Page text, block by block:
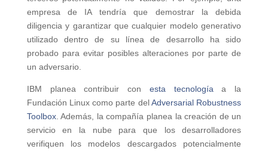
empresa de IA tendría que demostrar la debida
diligencia y garantizar que cualquier modelo generativo
utilizado dentro de su línea de desarrollo ha sido
probado para evitar posibles alteraciones por parte de
un adversario.
IBM planea contribuir con esta tecnología a la
Fundación Linux como parte delAdversarial Robustness
Toolbox. Además, la compañía planea la creación de un
servicio en la nube para que los desarrolladores
verifiquen los modelos descargados potencialmente